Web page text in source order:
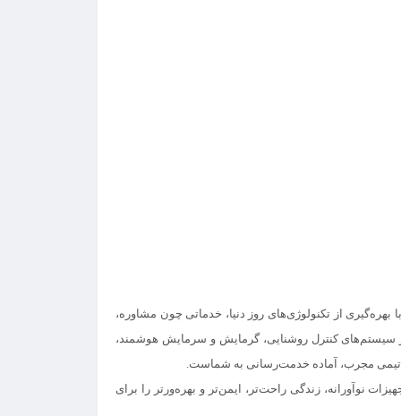
از تکنولوژی‌های روز دنیا، خدماتی چون مشاوره،
سیستم‌های کنترل روشنایی، گرمایش و سرمایش هوشمند،
تیمی مجرب، آماده خدمت‌رسانی به شماست.
نوآورانه، زندگی راحت‌تر، ایمن‌تر و بهره‌ورتر را برای